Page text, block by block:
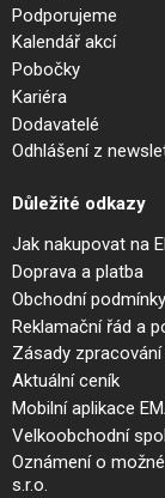
Podporujeme
Kalendář akcí
Pobočky
Kariéra
Dodavatelé
Odhlášení z
Důležité odkazy
Jak nakupovat na
Doprava a platba
Obchodní
Reklamační řád a
Zásady zpracování
Aktuální ceník
Mobilní aplikace
Velkoobchodní
Oznámení o
s.r.o.